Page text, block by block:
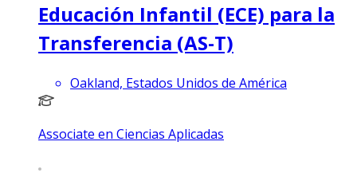
Educación Infantil (ECE) para la
Transferencia (AS-T)
Oakland, Estados Unidos de América
Associate en Ciencias Aplicadas